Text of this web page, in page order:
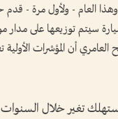
العامري أن المؤشرات
تغير خلال